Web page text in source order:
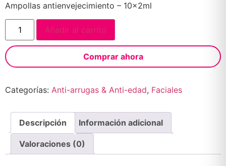
Ampollas antienvejecimiento – 10x2ml
Añadir al carrito
Comprar ahora
Categorías: Anti-arrugas & Anti-edad, Faciales
Descripción Información adicional
Valoraciones (0)